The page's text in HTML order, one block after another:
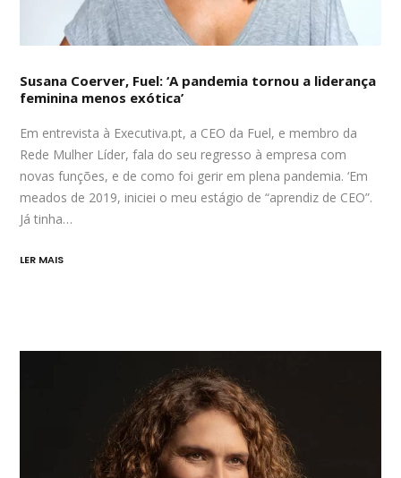
Susana Coerver, Fuel: ‘A pandemia tornou a liderança
feminina menos exótica’
Em entrevista à Executiva.pt, a CEO da Fuel, e membro da
Rede Mulher Líder, fala do seu regresso à empresa com
novas funções, e de como foi gerir em plena pandemia. ‘Em
meados de 2019, iniciei o meu estágio de “aprendiz de CEO”.
Já tinha…
LER MAIS